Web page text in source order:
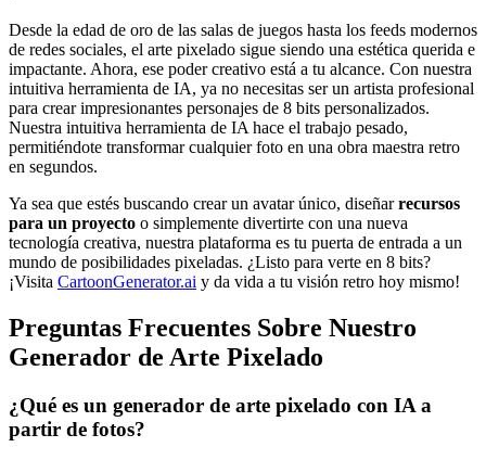
Desde la edad de oro de las salas de juegos hasta los feeds modernos
de redes sociales, el arte pixelado sigue siendo una estética querida e
impactante. Ahora, ese poder creativo está a tu alcance. Con nuestra
intuitiva herramienta de IA, ya no necesitas ser un artista profesional
para crear impresionantes personajes de 8 bits personalizados.
Nuestra intuitiva herramienta de IA hace el trabajo pesado,
permitiéndote transformar cualquier foto en una obra maestra retro
en segundos.
Ya sea que estés buscando crear un avatar único, diseñarrecursos
para un proyecto o simplemente divertirte con una nueva
tecnología creativa, nuestra plataforma es tu puerta de entrada a un
mundo de posibilidades pixeladas. ¿Listo para verte en 8 bits?
¡Visita CartoonGenerator.ai y da vida a tu visión retro hoy mismo!
Preguntas Frecuentes Sobre Nuestro
Generador de Arte Pixelado
¿Qué es un generador de arte pixelado con IA a
partir de fotos?